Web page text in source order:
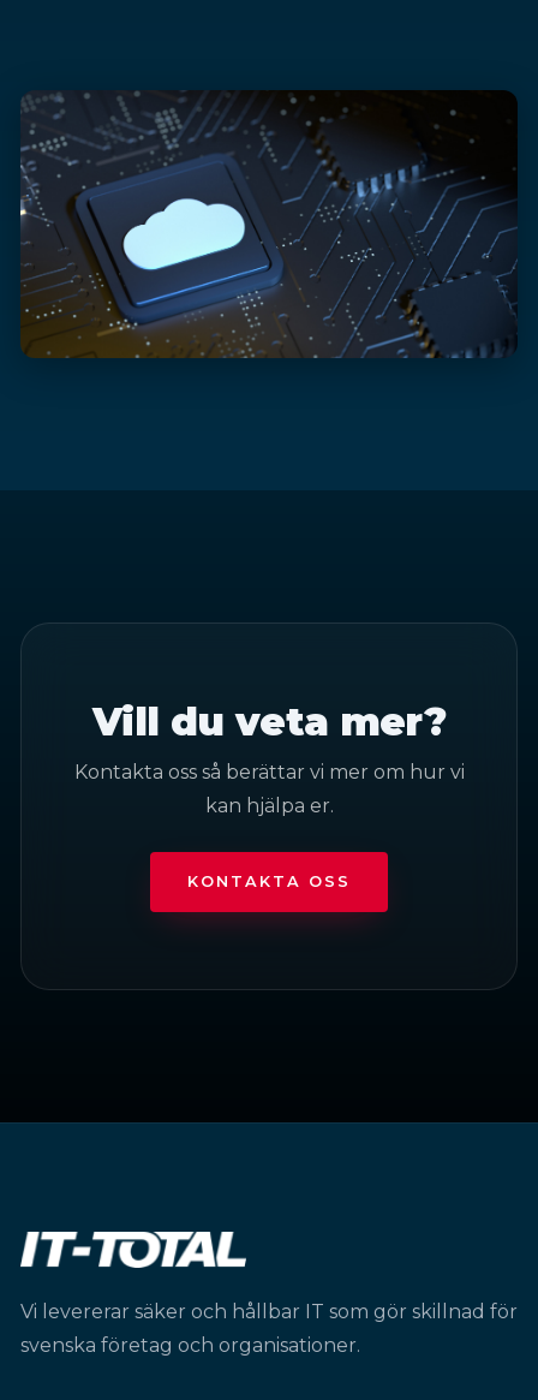
Vill du veta mer?
Kontakta oss så berättar vi mer om hur vi
kan hjälpa er.
KONTAKTA OSS
Vi levererar säker och hållbar IT som gör skillnad för
svenska företag och organisationer.